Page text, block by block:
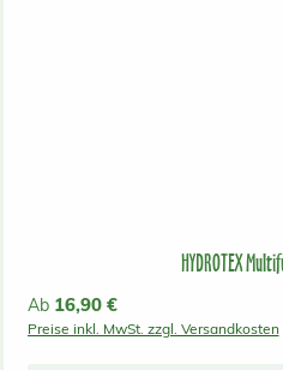
HYDROTEX
Regulärer Preis:
Ab 16,90 €
Preise inkl. MwSt. zzgl. Versandkosten